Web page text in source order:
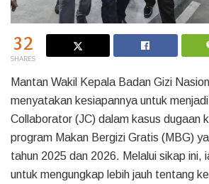
32
SHARES
Mantan Wakil Kepala Badan Gizi
menyatakan kesiapannya untuk
Collaborator (JC) dalam kasus dugaan
program Makan Bergizi Gratis (MBG)
tahun 2025 dan 2026. Melalui sikap ini,
untuk mengungkap lebih jauh tentang